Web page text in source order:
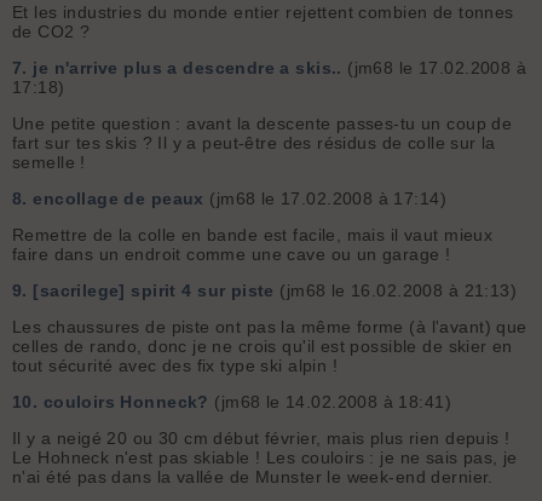
Et les industries du monde entier rejettent combien de tonnes
de CO2 ?
7. je n'arrive plus a descendre a skis.. (jm68 le 17.02.2008 à
17:18)
Une petite question : avant la descente passes-tu un coup de
fart sur tes skis ? Il y a peut-être des résidus de colle sur la
semelle !
8. encollage de peaux (jm68 le 17.02.2008 à 17:14)
Remettre de la colle en bande est facile, mais il vaut mieux
faire dans un endroit comme une cave ou un garage !
9. [sacrilege] spirit 4 sur piste (jm68 le 16.02.2008 à 21:13)
Les chaussures de piste ont pas la même forme (à l'avant) que
celles de rando, donc je ne crois qu'il est possible de skier en
tout sécurité avec des fix type ski alpin !
10. couloirs Honneck? (jm68 le 14.02.2008 à 18:41)
Il y a neigé 20 ou 30 cm début février, mais plus rien depuis !
Le Hohneck n'est pas skiable ! Les couloirs : je ne sais pas, je
n'ai été pas dans la vallée de Munster le week-end dernier.